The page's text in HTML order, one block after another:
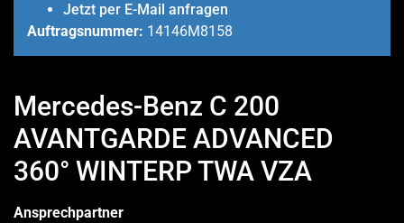
Jetzt per E-Mail anfragen
Auftragsnummer: 14146M8158
Mercedes-Benz C 200
AVANTGARDE ADVANCED
360° WINTERP TWA VZA
Ansprechpartner